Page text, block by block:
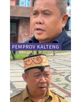
PEMPROV KALTENG